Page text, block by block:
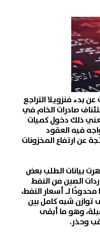
بدء فنزويلا التراجع
صادرات الخام في
ذلك دخول كميات
فيهالعقود
عن ارتفاع المخزونات
بيانات الطلب بعض
الصين منالنفط
لـأسعار النفط،
شبه كامل بين
وهو ما أبقى
وحذر.